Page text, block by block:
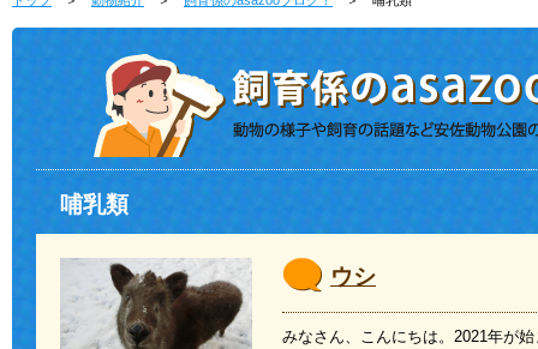
哺乳類
ウシ
みなさん、こんにちは。2021年が